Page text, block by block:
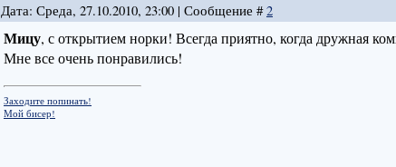
Дата: Среда, 27.10.2010, 23:00 | Сообщение #2
Мицу, с открытием норки! Всегда приятно, когда дружная
Мне все очень понравились!
Заходите попинать!
Мой бисер!